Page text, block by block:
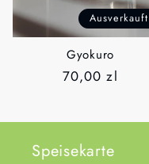
Ausverkauft
Gyokuro
Normaler
70,00 zl
Speisekarte